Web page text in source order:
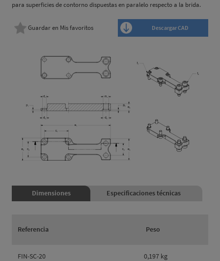
para superficies de contorno dispuestas en paralelo respecto a la brida.
Descargar CAD
Guardar en Mis favoritos
Dimensiones Especificaciones técnicas
Referencia Peso
FIN-SC-20 0,197 kg